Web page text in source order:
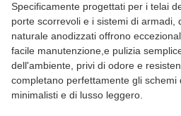
Specificamente progettati per i telai
porte scorrevoli e i sistemi di armadi,
naturale anodizzati offrono
facile manutenzione,e pulizia
dell'ambiente, privi di odore e
completano perfettamente gli schemi
minimalisti e di lusso leggero.